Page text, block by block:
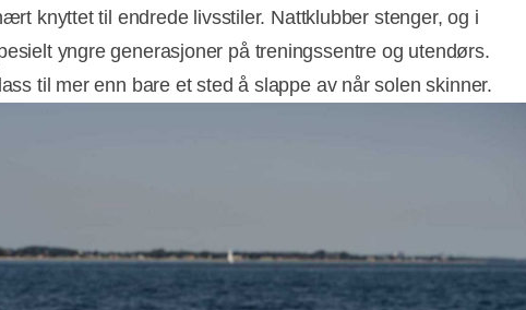
Annonce
knyttet til endrede livsstiler. Nattklubber stenger, og i
yngre generasjoner på treningssentre og utendørs.
til mer enn bare et sted å slappe av når solen skinner.